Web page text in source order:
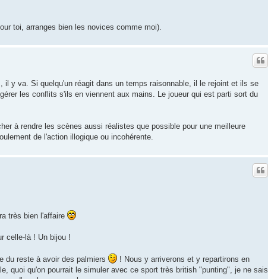
toi, arranges bien les novices comme moi).
y va. Si quelqu'un réagit dans un temps raisonnable, il le rejoint et ils se
les conflits s'ils en viennent aux mains. Le joueur qui est parti sort du
à rendre les scènes aussi réalistes que possible pour une meilleure
de l'action illogique ou incohérente.
très bien l'affaire
celle-là ! Un bijou !
du reste à avoir des palmiers
! Nous y arriverons et y repartirons en
quoi qu'on pourrait le simuler avec ce sport très british "punting", je ne sais